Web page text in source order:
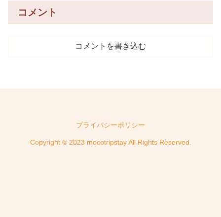
コメント
コメントを書き込む
プライバシーポリシー
Copyright © 2023 mocotripstay All Rights Reserved.